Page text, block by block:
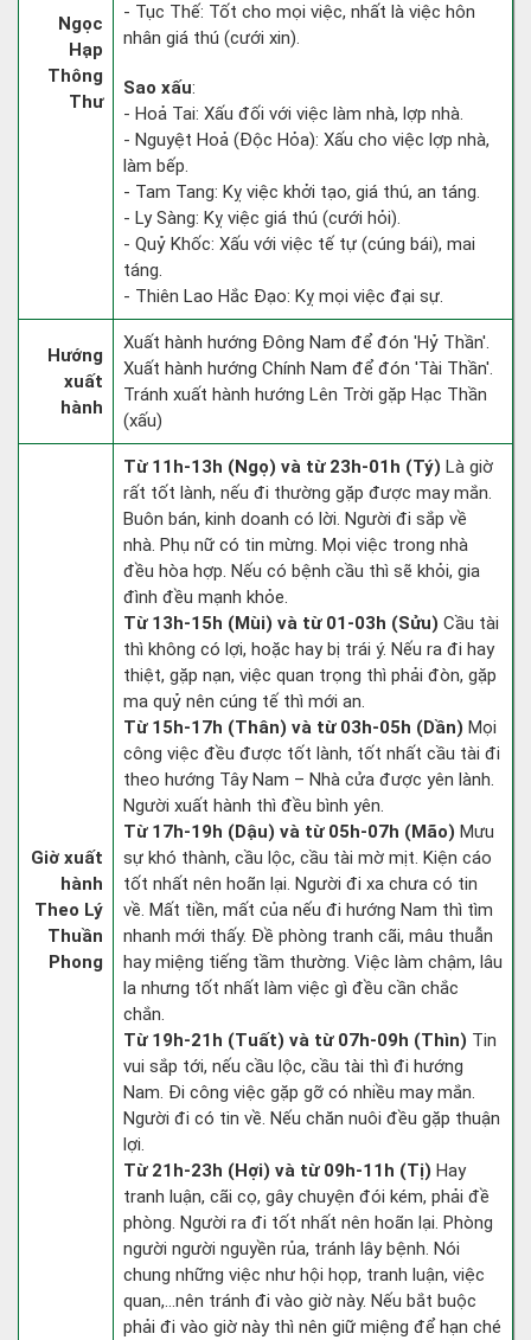
Ngọc
Hạp
Thông
Thư
- Tục Thế: Tốt cho mọi việc, nhất là việc hôn
nhân giá thú (cưới xin).
Sao xấu:
- Hoả Tai: Xấu đối với việc làm nhà, lợp nhà.
- Nguyệt Hoả (Độc Hỏa): Xấu cho việc lợp nhà,
làm bếp.
- Tam Tang: Kỵ việc khởi tạo, giá thú, an táng.
- Ly Sàng: Kỵ việc giá thú (cưới hỏi).
- Quỷ Khốc: Xấu với việc tế tự (cúng bái), mai
táng.
- Thiên Lao Hắc Đạo: Kỵ mọi việc đại sự.
Hướng
xuất
hành
Xuất hành hướng Đông Nam để đón 'Hỷ Thần'.
Xuất hành hướng Chính Nam để đón 'Tài Thần'.
Tránh xuất hành hướng Lên Trời gặp Hạc Thần
(xấu)
Giờ xuất
hành
Theo Lý
Thuần
Phong
Từ 11h-13h (Ngọ) và từ 23h-01h (Tý) Là giờ
rất tốt lành, nếu đi thường gặp được may mắn.
Buôn bán, kinh doanh có lời. Người đi sắp về
nhà. Phụ nữ có tin mừng. Mọi việc trong nhà
đều hòa hợp. Nếu có bệnh cầu thì sẽ khỏi, gia
đình đều mạnh khỏe.
Từ 13h-15h (Mùi) và từ 01-03h (Sửu) Cầu tài
thì không có lợi, hoặc hay bị trái ý. Nếu ra đi hay
thiệt, gặp nạn, việc quan trọng thì phải đòn, gặp
ma quỷ nên cúng tế thì mới an.
Từ 15h-17h (Thân) và từ 03h-05h (Dần) Mọi
công việc đều được tốt lành, tốt nhất cầu tài đi
theo hướng Tây Nam – Nhà cửa được yên lành.
Người xuất hành thì đều bình yên.
Từ 17h-19h (Dậu) và từ 05h-07h (Mão) Mưu
sự khó thành, cầu lộc, cầu tài mờ mịt. Kiện cáo
tốt nhất nên hoãn lại. Người đi xa chưa có tin
về. Mất tiền, mất của nếu đi hướng Nam thì tìm
nhanh mới thấy. Đề phòng tranh cãi, mâu thuẫn
hay miệng tiếng tầm thường. Việc làm chậm, lâu
la nhưng tốt nhất làm việc gì đều cần chắc
chắn.
Từ 19h-21h (Tuất) và từ 07h-09h (Thìn) Tin
vui sắp tới, nếu cầu lộc, cầu tài thì đi hướng
Nam. Đi công việc gặp gỡ có nhiều may mắn.
Người đi có tin về. Nếu chăn nuôi đều gặp thuận
lợi.
Từ 21h-23h (Hợi) và từ 09h-11h (Tị) Hay
tranh luận, cãi cọ, gây chuyện đói kém, phải đề
phòng. Người ra đi tốt nhất nên hoãn lại. Phòng
người người nguyền rủa, tránh lây bệnh. Nói
chung những việc như hội họp, tranh luận, việc
quan,…nên tránh đi vào giờ này. Nếu bắt buộc
phải đi vào giờ này thì nên giữ miệng để hạn ché